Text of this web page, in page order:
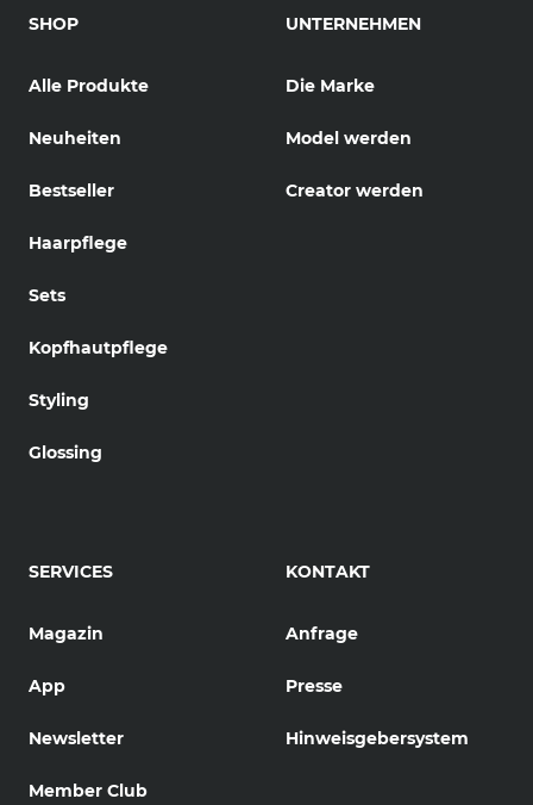
SHOP
Alle Produkte
Neuheiten
Bestseller
Haarpflege
Sets
Kopfhautpflege
Styling
Glossing
UNTERNEHMEN
Die Marke
Model werden
Creator werden
SERVICES
Magazin
App
Newsletter
Member Club
KONTAKT
Anfrage
Presse
Hinweisgebersystem